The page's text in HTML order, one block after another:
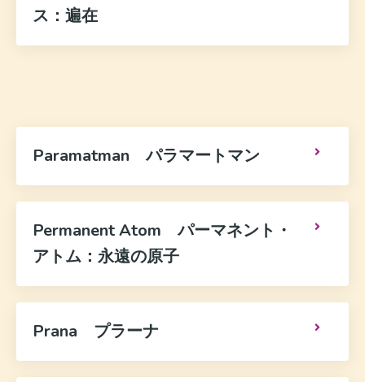
ス：遍在
Paramatman パラマートマン
Permanent Atom パーマネント・
アトム：永遠の原子
Prana プラーナ